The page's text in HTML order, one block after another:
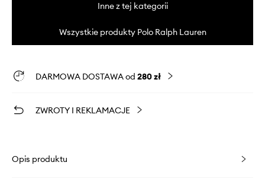
Inne z tej kategorii
Wszystkie produkty Polo Ralph Lauren
DARMOWA DOSTAWA od 280 zł
ZWROTY I REKLAMACJE
Opis produktu